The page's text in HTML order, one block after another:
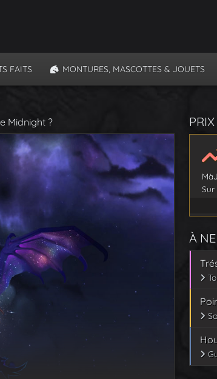
FAITS MONTURES, MASCOTTES & JOUETS
Midnight ?
Sur
À